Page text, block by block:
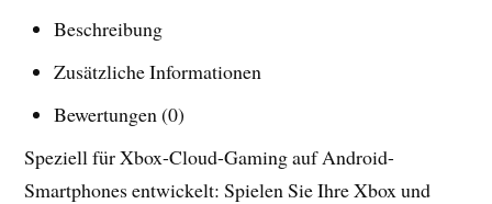
Beschreibung
Zusätzliche Informationen
Bewertungen (0)
Speziell für Xbox-Cloud-Gaming auf Android-
Smartphones entwickelt: Spielen Sie Ihre Xbox und